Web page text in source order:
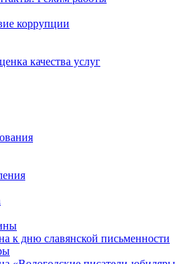
коррупции
качества услуг
к дню славянской письменности